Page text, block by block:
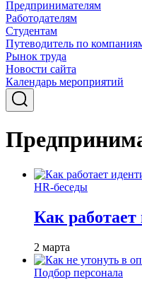
Предпринимателям
Работодателям
Студентам
Путеводитель по
Рынок труда
Новости сайта
Календарь мероприятий
HR-беседы
Как работает
2 марта
Подбор персонала